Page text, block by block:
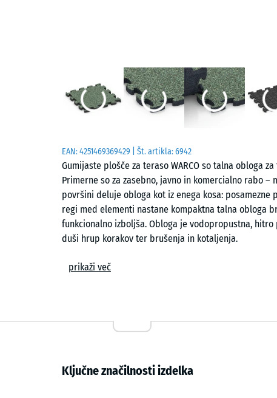
EAN:4251469369429 | Št. artikla:6942
Gumijaste plošče za teraso WARCO so talna obloga
Primerne so za zasebno, javno in komercialno rabo
površini deluje obloga kot iz enega kosa: posamezne
regi med elementi nastane kompaktna talna obloga
funkcionalno izboljša. Obloga je vodopropustna,
duši hrup korakov ter brušenja in kotaljenja.
Enostavno polaganje
natančni obdelavi deluje talna obloga kompaktno in
Udobje in varnost
prikaži več
Ključne značilnosti izdelka